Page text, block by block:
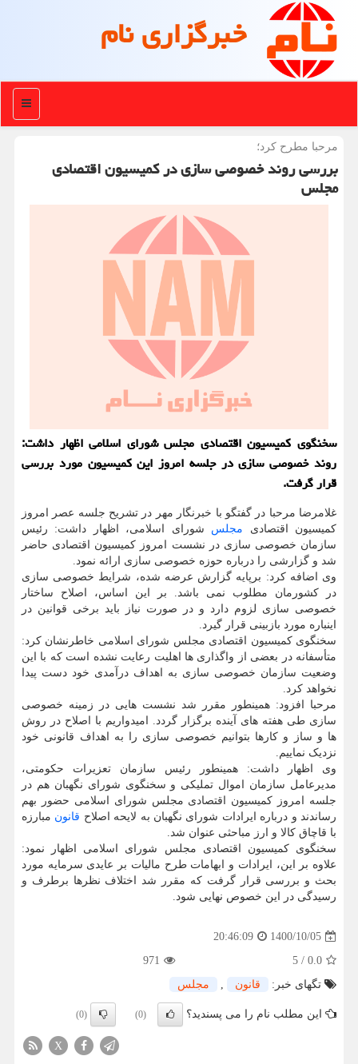
خبرگزاری نام
منو
مرحبا مطرح كرد؛
بررسی روند خصوصی سازی در کمیسیون اقتصادی
مجلس
سخنگوی کمیسیون اقتصادی مجلس شورای اسلامی اظهار داشت:
روند خصوصی سازی در جلسه امروز این کمیسیون مورد بررسی
قرار گرفت.
غلامرضا مرحبا در گفتگو با خبرنگار مهر در تشریح جلسه عصر امروز
کمیسیون اقتصادی مجلس شورای اسلامی، اظهار داشت: رئیس
سازمان خصوصی سازی در نشست امروز کمیسیون اقتصادی حاضر
شد و گزارشی را درباره حوزه خصوصی سازی ارائه نمود.
وی اضافه کرد: برپایه گزارش عرضه شده، شرایط خصوصی سازی
در کشورمان مطلوب نمی باشد. بر این اساس، اصلاح ساختار
خصوصی سازی لزوم دارد و در صورت نیاز باید برخی قوانین در
اینباره مورد بازبینی قرار گیرد.
سخنگوی کمیسیون اقتصادی مجلس شورای اسلامی خاطرنشان کرد:
متأسفانه در بعضی از واگذاری ها اهلیت رعایت نشده است که با این
وضعیت سازمان خصوصی سازی به اهداف درآمدی خود دست پیدا
نخواهد کرد.
مرحبا افزود: همینطور مقرر شد نشست هایی در زمینه خصوصی
سازی طی هفته های آینده برگزار گردد. امیدواریم با اصلاح در روش
ها و ساز و کارها بتوانیم خصوصی سازی را به اهداف قانونی خود
نزدیک نماییم.
وی اظهار داشت: همینطور رئیس سازمان تعزیرات حکومتی،
مدیرعامل سازمان اموال تملیکی و سخنگوی شورای نگهبان هم در
جلسه امروز کمیسیون اقتصادی مجلس شورای اسلامی حضور بهم
رساندند و درباره ایرادات شورای نگهبان به لایحه اصلاح قانون مبارزه
با قاچاق کالا و ارز مباحثی عنوان شد.
سخنگوی کمیسیون اقتصادی مجلس شورای اسلامی اظهار نمود:
علاوه بر این، ایرادات و ابهامات طرح مالیات بر عایدی سرمایه مورد
بحث و بررسی قرار گرفت که مقرر شد اختلاف نظرها برطرف و
رسیدگی در این خصوص نهایی شود.
1400/10/05
20:46:09
0.0
/
5
971
تگهای خبر:
قانون , مجلس
این مطلب نام را می پسندید؟ (0)
(0)
X